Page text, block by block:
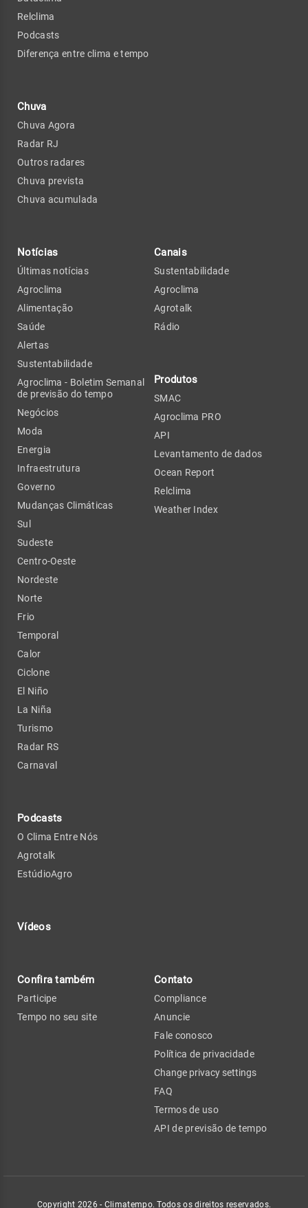
Relclima
Podcasts
Diferença entre clima e tempo
Chuva
Chuva Agora
Radar RJ
Outros radares
Chuva prevista
Chuva acumulada
Notícias
Últimas notícias
Agroclima
Alimentação
Saúde
Alertas
Sustentabilidade
Agroclima - Boletim Semanal
de previsão do tempo
Negócios
Moda
Energia
Infraestrutura
Governo
Mudanças Climáticas
Sul
Sudeste
Centro-Oeste
Nordeste
Norte
Frio
Temporal
Calor
Ciclone
El Niño
La Niña
Turismo
Radar RS
Carnaval
Podcasts
O Clima Entre Nós
Agrotalk
EstúdioAgro
Vídeos
Canais
Sustentabilidade
Agroclima
Agrotalk
Rádio
Produtos
SMAC
Agroclima PRO
API
Levantamento de dados
Ocean Report
Relclima
Weather Index
Confira também
Participe
Tempo no seu site
Contato
Compliance
Anuncie
Fale conosco
Política de privacidade
Change privacy settings
FAQ
Termos de uso
API de previsão de tempo
Copyright 2026 - Climatempo. Todos os direitos reservados.